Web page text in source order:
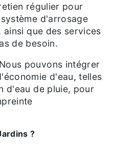
régulier pour
d'arrosage
que des services
de besoin.
pouvons intégrer
d'eau, telles
d'eau de pluie, pour
?